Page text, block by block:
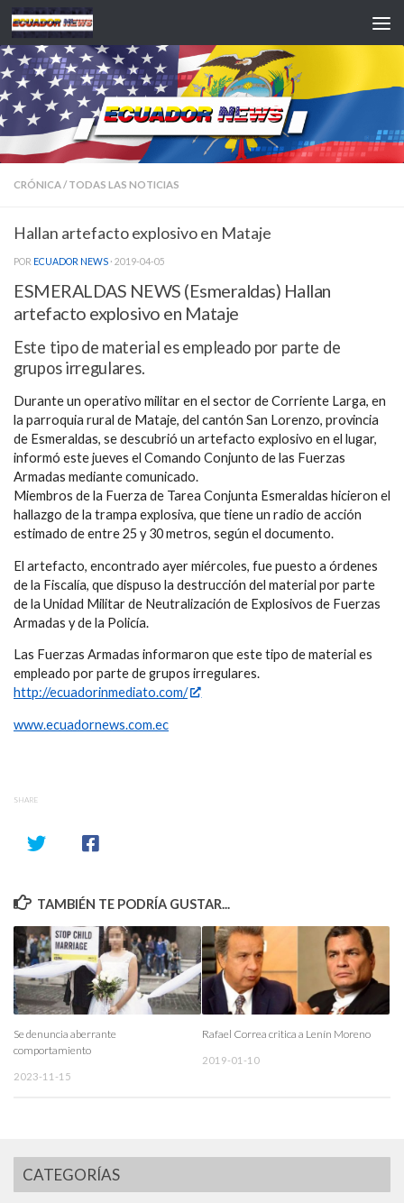
Saltar al contenido
CRÓNICA/ TODAS LAS NOTICIAS
Hallan artefacto explosivo en Mataje
POR ECUADOR NEWS · 2019-04-05
ESMERALDAS NEWS (Esmeraldas) Hallan
artefacto explosivo en Mataje
Este tipo de material es empleado por parte de
grupos irregulares.
Durante un operativo militar en el sector de Corriente Larga, en
la parroquia rural de Mataje, del cantón San Lorenzo, provincia
de Esmeraldas, se descubrió un artefacto explosivo en el lugar,
informó este jueves el Comando Conjunto de las Fuerzas
Armadas mediante comunicado.
Miembros de la Fuerza de Tarea Conjunta Esmeraldas hicieron el
hallazgo de la trampa explosiva, que tiene un radio de acción
estimado de entre 25 y 30 metros, según el documento.
El artefacto, encontrado ayer miércoles, fue puesto a órdenes
de la Fiscalía, que dispuso la destrucción del material por parte
de la Unidad Militar de Neutralización de Explosivos de Fuerzas
Armadas y de la Policía.
Las Fuerzas Armadas informaron que este tipo de material es
empleado por parte de grupos irregulares.
http://ecuadorinmediato.com/
www.ecuadornews.com.ec
SHARE
TAMBIÉN TE PODRÍA GUSTAR...
Se denuncia aberrante
comportamiento
2023-11-15
Rafael Correa critica a Lenín Moreno
2019-01-10
CATEGORÍAS